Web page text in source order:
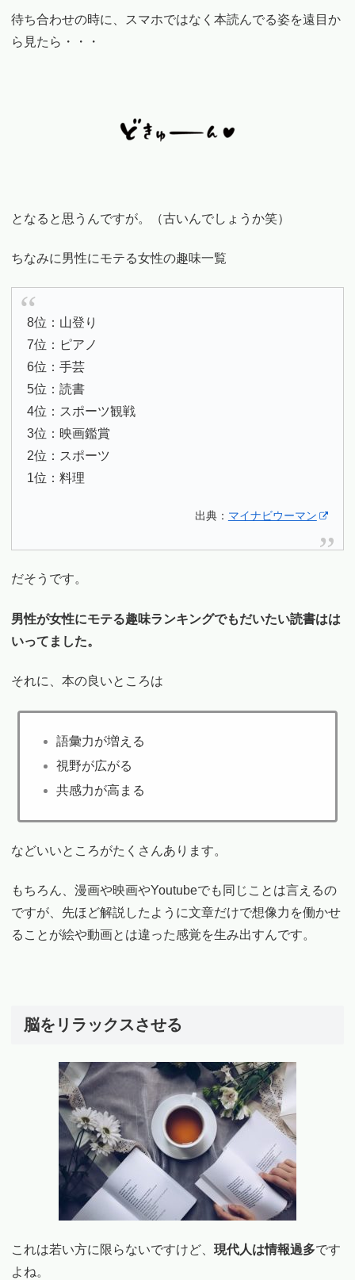
待ち合わせの時に、スマホではなく本読んでる姿を遠目か
ら見たら・・・
となると思うんですが。（古いんでしょうか笑）
ちなみに男性にモテる女性の趣味一覧
8位：山登り
7位：ピアノ
6位：手芸
5位：読書
4位：スポーツ観戦
3位：映画鑑賞
2位：スポーツ
1位：料理
出典： マイナビウーマン
だそうです。
男性が女性にモテる趣味ランキングでもだいたい読書はは
いってました。
それに、本の良いところは
語彙力が増える
視野が広がる
共感力が高まる
などいいところがたくさんあります。
もちろん、漫画や映画やYoutubeでも同じことは言えるの
ですが、先ほど解説したように文章だけで想像力を働かせ
ることが絵や動画とは違った感覚を生み出すんです。
脳をリラックスさせる
これは若い方に限らないですけど、 現代人は情報過多です
よね。